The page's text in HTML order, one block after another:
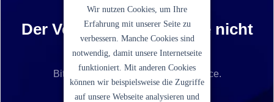
Der Verkaufspreis konnte nicht
ermittelt werden
Bitte kontaktieren Sie unseren Service.
Wir nutzen Cookies, um Ihre
Erfahrung mit unserer Seite zu
verbessern. Manche Cookies sind
notwendig, damit unsere Internetseite
funktioniert. Mit anderen Cookies
können wir beispielsweise die Zugriffe
auf unsere Webseite analysieren und